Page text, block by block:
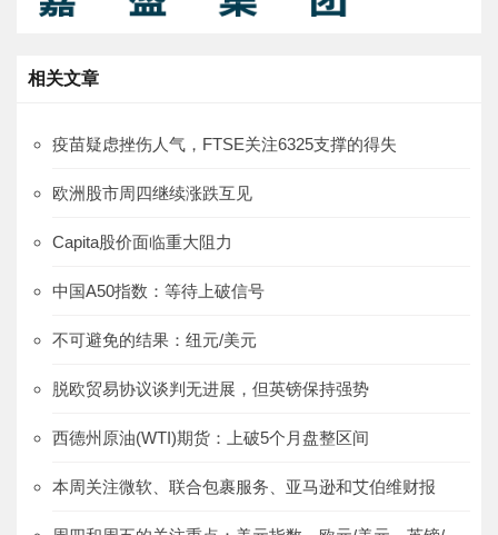
相关文章
疫苗疑虑挫伤人气，FTSE关注6325支撑的得失
欧洲股市周四继续涨跌互见
Capita股价面临重大阻力
中国A50指数：等待上破信号
不可避免的结果：纽元/美元
脱欧贸易协议谈判无进展，但英镑保持强势
西德州原油(WTI)期货：上破5个月盘整区间
本周关注微软、联合包裹服务、亚马逊和艾伯维财报